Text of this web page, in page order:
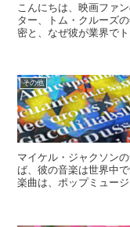
こんにちは、映画ファ
ター、トム・クルーズ
密と、なぜ彼が業界で
その他
マイケル・ジャクソン
ば、彼の音楽は世界中
楽曲は、ポップミュー